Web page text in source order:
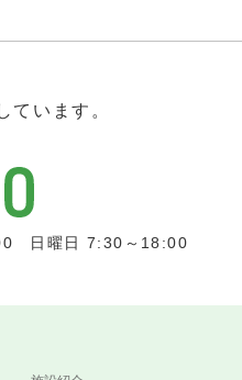
ています。
日曜日 7:30～18:00